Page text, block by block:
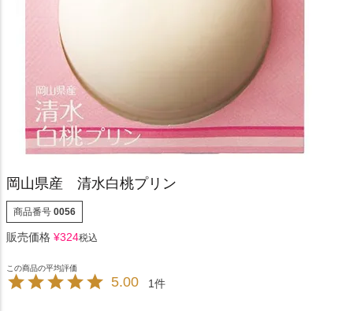
岡山県産 清水白桃プリン
商品番号 0056
販売価格 ¥324税込
5.00 1